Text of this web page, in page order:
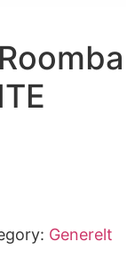
Generelt